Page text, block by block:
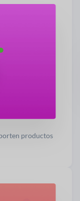
productos